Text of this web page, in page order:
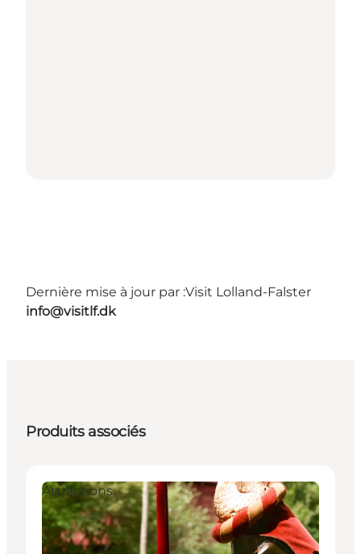
Dernière mise à jour par :Visit Lolland-Falster
info@visitlf.dk
Produits associés
Attractions